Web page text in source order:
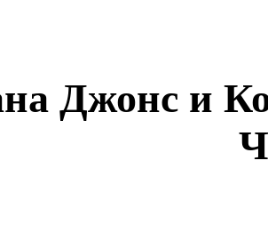
Джонс и